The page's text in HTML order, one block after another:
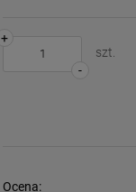
-
+
szt.
Ocena: